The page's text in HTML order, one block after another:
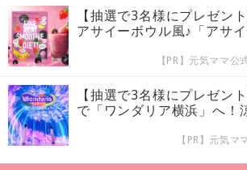
【抽選で3名様にプレゼン
アサイーボウル風♪「アサ
【PR】元気ママ公
【抽選で3名様にプレゼン
で「ワンダリア横浜」へ！
【PR】元気マ